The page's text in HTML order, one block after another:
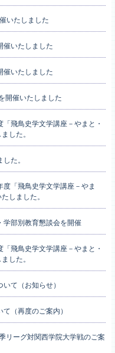
いたしました
いたしました
いたしました
開催いたしました
飛鳥史学文学講座－やまと・
した。
た。
「飛鳥史学文学講座－やま
しました。
部別教育懇談会を開催
飛鳥史学文学講座－やまと・
した。
て（お知らせ）
（再度のご案内）
ーグ対関西学院大学戦のご案